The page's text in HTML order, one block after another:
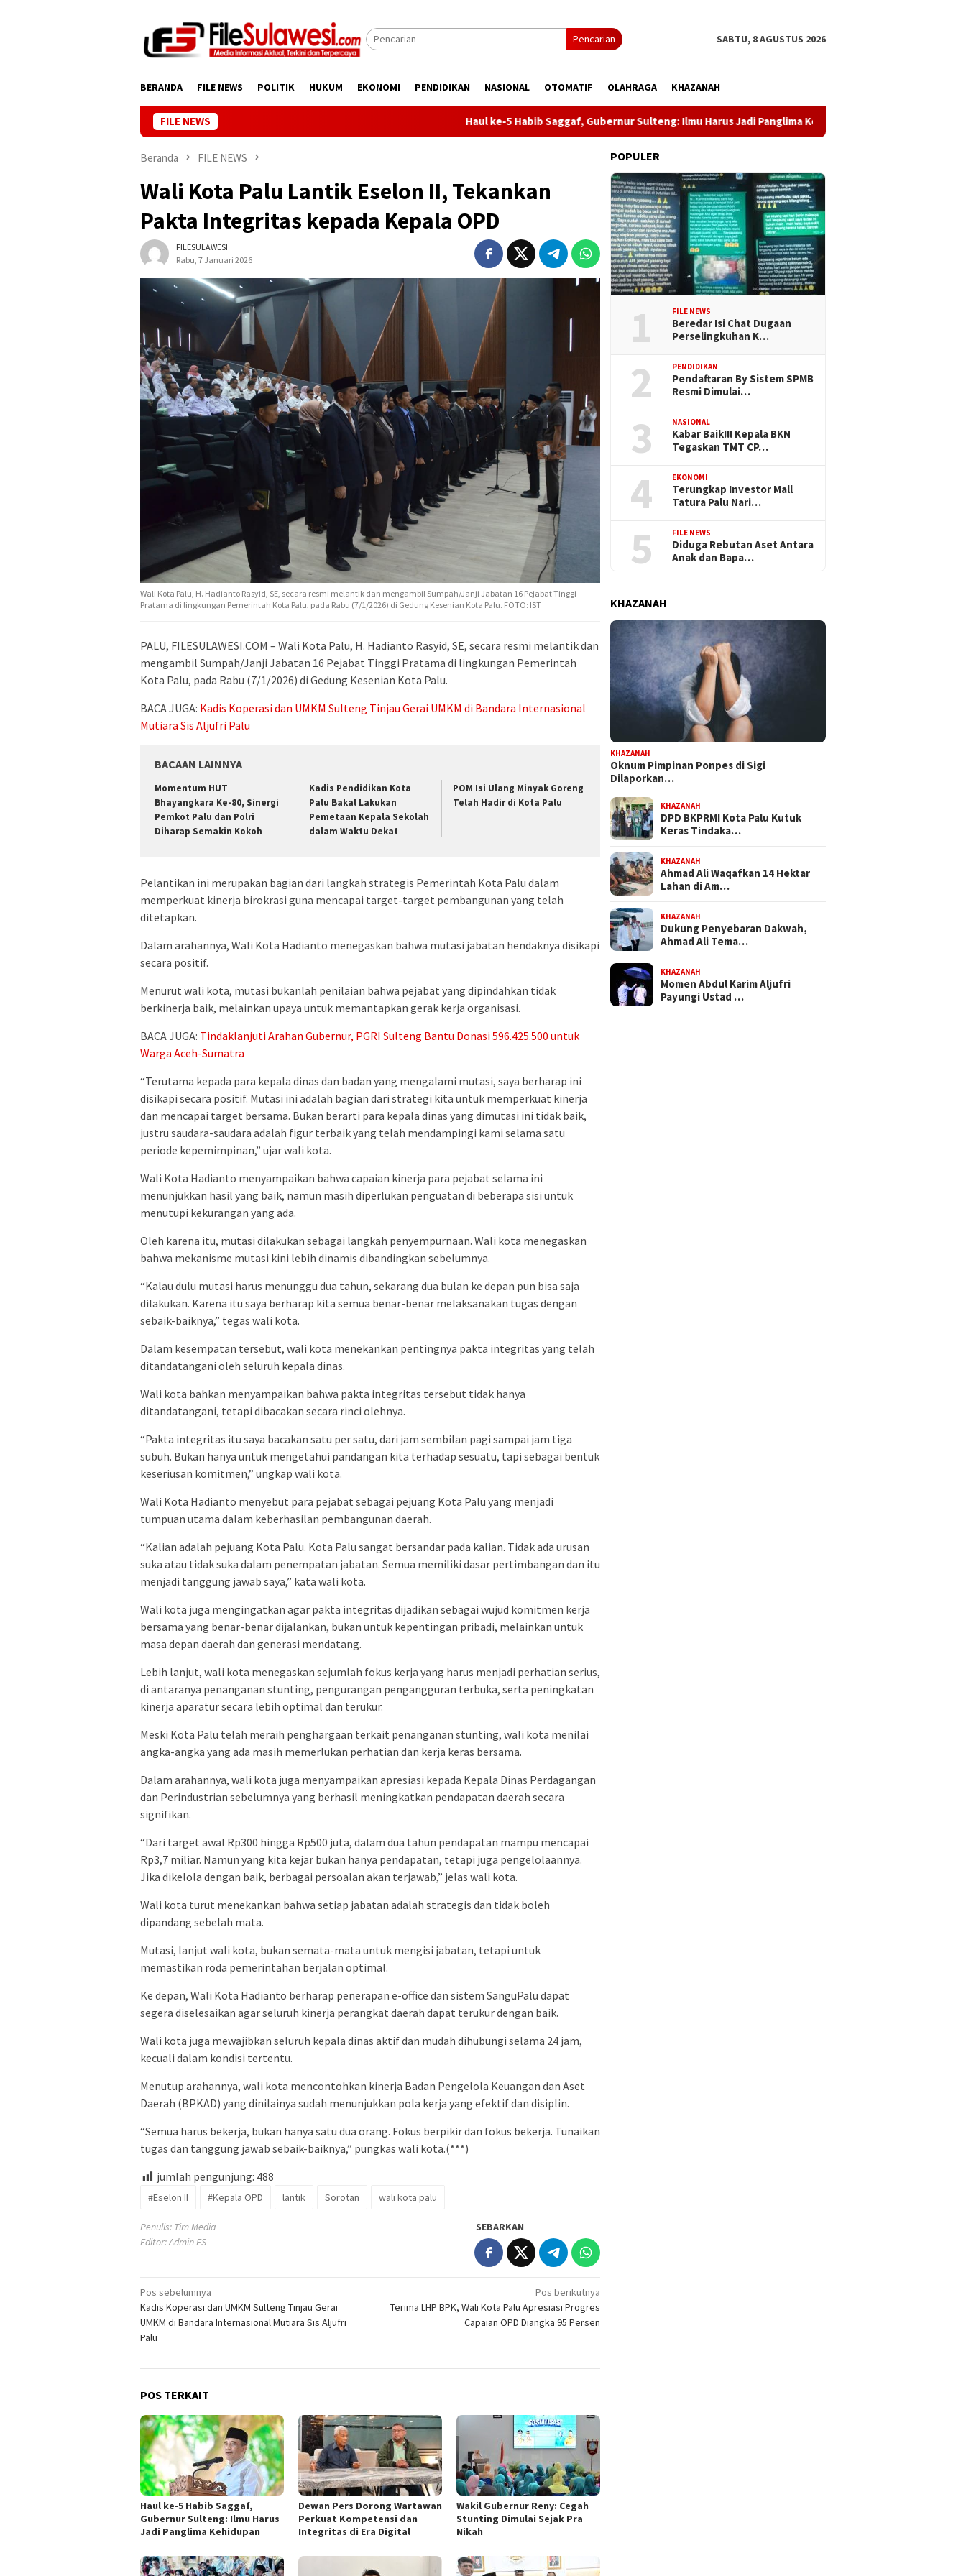
Pencarian SABTU, 8 AGUSTUS 2026
BERANDA FILE NEWS POLITIK HUKUM EKONOMI PENDIDIKAN NASIONAL OTOMATIF OLAHRAGA KHAZANAH
FILE NEWS Haul ke-5 Habib Saggaf, Gubernur Sulteng: Ilmu Harus Jadi Panglima Kehidupan
Beranda FILE NEWS
Wali Kota Palu Lantik Eselon II, Tekankan
Pakta Integritas kepada Kepala OPD
FILESULAWESI
Rabu, 7 Januari 2026
Wali Kota Palu, H. Hadianto Rasyid, SE, secara resmi melantik dan mengambil Sumpah/Janji Jabatan 16 Pejabat Tinggi
Pratama di lingkungan Pemerintah Kota Palu, pada Rabu (7/1/2026) di Gedung Kesenian Kota Palu. FOTO: IST
PALU, FILESULAWESI.COM – Wali Kota Palu, H. Hadianto Rasyid, SE, secara resmi melantik dan
mengambil Sumpah/Janji Jabatan 16 Pejabat Tinggi Pratama di lingkungan Pemerintah
Kota Palu, pada Rabu (7/1/2026) di Gedung Kesenian Kota Palu.
BACA JUGA: Kadis Koperasi dan UMKM Sulteng Tinjau Gerai UMKM di Bandara Internasional
Mutiara Sis Aljufri Palu
BACAAN LAINNYA
Momentum HUT
Bhayangkara Ke-80, Sinergi
Pemkot Palu dan Polri
Diharap Semakin Kokoh
Kadis Pendidikan Kota
Palu Bakal Lakukan
Pemetaan Kepala Sekolah
dalam Waktu Dekat
POM Isi Ulang Minyak Goreng
Telah Hadir di Kota Palu
Pelantikan ini merupakan bagian dari langkah strategis Pemerintah Kota Palu dalam
memperkuat kinerja birokrasi guna mencapai target-target pembangunan yang telah
ditetapkan.
Dalam arahannya, Wali Kota Hadianto menegaskan bahwa mutasi jabatan hendaknya disikapi
secara positif.
Menurut wali kota, mutasi bukanlah penilaian bahwa pejabat yang dipindahkan tidak
berkinerja baik, melainkan upaya untuk memantapkan gerak kerja organisasi.
BACA JUGA: Tindaklanjuti Arahan Gubernur, PGRI Sulteng Bantu Donasi 596.425.500 untuk
Warga Aceh-Sumatra
“Terutama kepada para kepala dinas dan badan yang mengalami mutasi, saya berharap ini
disikapi secara positif. Mutasi ini adalah bagian dari strategi kita untuk memperkuat kinerja
dan mencapai target bersama. Bukan berarti para kepala dinas yang dimutasi ini tidak baik,
justru saudara-saudara adalah figur terbaik yang telah mendampingi kami selama satu
periode kepemimpinan,” ujar wali kota.
Wali Kota Hadianto menyampaikan bahwa capaian kinerja para pejabat selama ini
menunjukkan hasil yang baik, namun masih diperlukan penguatan di beberapa sisi untuk
menutupi kekurangan yang ada.
Oleh karena itu, mutasi dilakukan sebagai langkah penyempurnaan. Wali kota menegaskan
bahwa mekanisme mutasi kini lebih dinamis dibandingkan sebelumnya.
“Kalau dulu mutasi harus menunggu dua tahun, sekarang dua bulan ke depan pun bisa saja
dilakukan. Karena itu saya berharap kita semua benar-benar melaksanakan tugas dengan
sebaik-baiknya,” tegas wali kota.
Dalam kesempatan tersebut, wali kota menekankan pentingnya pakta integritas yang telah
ditandatangani oleh seluruh kepala dinas.
Wali kota bahkan menyampaikan bahwa pakta integritas tersebut tidak hanya
ditandatangani, tetapi dibacakan secara rinci olehnya.
“Pakta integritas itu saya bacakan satu per satu, dari jam sembilan pagi sampai jam tiga
subuh. Bukan hanya untuk mengetahui pandangan kita terhadap sesuatu, tapi sebagai bentuk
keseriusan komitmen,” ungkap wali kota.
Wali Kota Hadianto menyebut para pejabat sebagai pejuang Kota Palu yang menjadi
tumpuan utama dalam keberhasilan pembangunan daerah.
“Kalian adalah pejuang Kota Palu. Kota Palu sangat bersandar pada kalian. Tidak ada urusan
suka atau tidak suka dalam penempatan jabatan. Semua memiliki dasar pertimbangan dan itu
menjadi tanggung jawab saya,” kata wali kota.
Wali kota juga mengingatkan agar pakta integritas dijadikan sebagai wujud komitmen kerja
bersama yang benar-benar dijalankan, bukan untuk kepentingan pribadi, melainkan untuk
masa depan daerah dan generasi mendatang.
Lebih lanjut, wali kota menegaskan sejumlah fokus kerja yang harus menjadi perhatian serius,
di antaranya penanganan stunting, pengurangan pengangguran terbuka, serta peningkatan
kinerja aparatur secara lebih optimal dan terukur.
Meski Kota Palu telah meraih penghargaan terkait penanganan stunting, wali kota menilai
angka-angka yang ada masih memerlukan perhatian dan kerja keras bersama.
Dalam arahannya, wali kota juga menyampaikan apresiasi kepada Kepala Dinas Perdagangan
dan Perindustrian sebelumnya yang berhasil meningkatkan pendapatan daerah secara
signifikan.
“Dari target awal Rp300 hingga Rp500 juta, dalam dua tahun pendapatan mampu mencapai
Rp3,7 miliar. Namun yang kita kejar bukan hanya pendapatan, tetapi juga pengelolaannya.
Jika dikelola dengan baik, berbagai persoalan akan terjawab,” jelas wali kota.
Wali kota turut menekankan bahwa setiap jabatan adalah strategis dan tidak boleh
dipandang sebelah mata.
Mutasi, lanjut wali kota, bukan semata-mata untuk mengisi jabatan, tetapi untuk
memastikan roda pemerintahan berjalan optimal.
Ke depan, Wali Kota Hadianto berharap penerapan e-office dan sistem SanguPalu dapat
segera diselesaikan agar seluruh kinerja perangkat daerah dapat terukur dengan baik.
Wali kota juga mewajibkan seluruh kepala dinas aktif dan mudah dihubungi selama 24 jam,
kecuali dalam kondisi tertentu.
Menutup arahannya, wali kota mencontohkan kinerja Badan Pengelola Keuangan dan Aset
Daerah (BPKAD) yang dinilainya sudah menunjukkan pola kerja yang efektif dan disiplin.
“Semua harus bekerja, bukan hanya satu dua orang. Fokus berpikir dan fokus bekerja. Tunaikan
tugas dan tanggung jawab sebaik-baiknya,” pungkas wali kota.(***)
jumlah pengunjung: 488
#Eselon II #Kepala OPD lantik Sorotan wali kota palu
Penulis: Tim Media
Editor: Admin FS
SEBARKAN
Navigasi
pos
Pos sebelumnya
Kadis Koperasi dan UMKM Sulteng Tinjau Gerai
UMKM di Bandara Internasional Mutiara Sis Aljufri
Palu
Pos berikutnya
Terima LHP BPK, Wali Kota Palu Apresiasi Progres
Capaian OPD Diangka 95 Persen
POS TERKAIT
Haul ke-5 Habib Saggaf,
Gubernur Sulteng: Ilmu Harus
Jadi Panglima Kehidupan
Dewan Pers Dorong Wartawan
Perkuat Kompetensi dan
Integritas di Era Digital
Wakil Gubernur Reny: Cegah
Stunting Dimulai Sejak Pra
Nikah
POPULER
1 FILE NEWS
Beredar Isi Chat Dugaan
Perselingkuhan K…
2 PENDIDIKAN
Pendaftaran By Sistem SPMB
Resmi Dimulai…
3 NASIONAL
Kabar Baik!!! Kepala BKN
Tegaskan TMT CP…
4 EKONOMI
Terungkap Investor Mall
Tatura Palu Nari…
5 FILE NEWS
Diduga Rebutan Aset Antara
Anak dan Bapa…
KHAZANAH
KHAZANAH
Oknum Pimpinan Ponpes di Sigi
Dilaporkan…
KHAZANAH
DPD BKPRMI Kota Palu Kutuk
Keras Tindaka…
KHAZANAH
Ahmad Ali Waqafkan 14 Hektar
Lahan di Am…
KHAZANAH
Dukung Penyebaran Dakwah,
Ahmad Ali Tema…
KHAZANAH
Momen Abdul Karim Aljufri
Payungi Ustad …